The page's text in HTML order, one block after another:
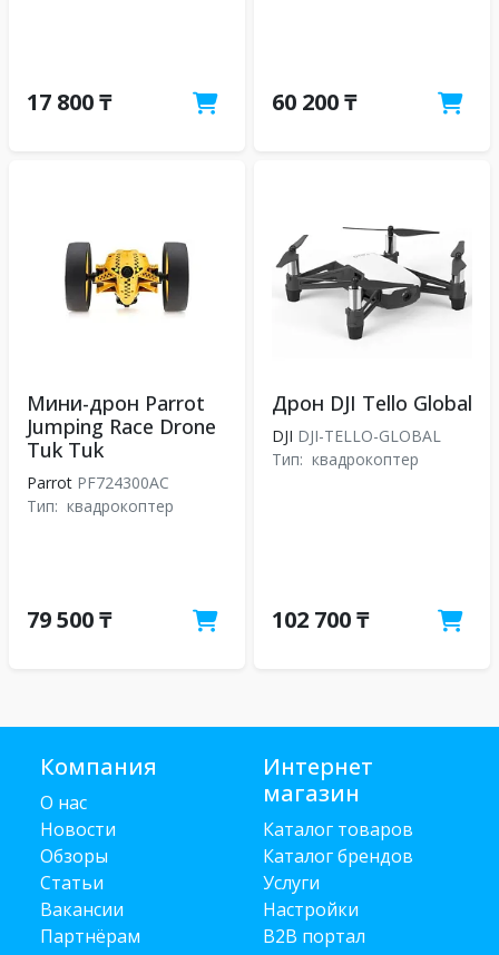
17 800 ₸ 60 200 ₸
Мини-дрон Parrot
Jumping Race Drone
Tuk Tuk
Parrot PF724300AC
Тип: квадрокоптер
79 500 ₸
Дрон DJI Tello Global
DJI DJI-TELLO-GLOBAL
Тип: квадрокоптер
102 700 ₸
Компания
О нас
Новости
Обзоры
Статьи
Вакансии
Партнёрам
Интернет
магазин
Каталог товаров
Каталог брендов
Услуги
Настройки
B2B портал